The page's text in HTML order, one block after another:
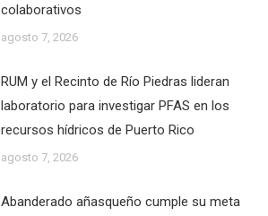
colaborativos
agosto 7, 2026
RUM y el Recinto de Río Piedras lideran
laboratorio para investigar PFAS en los
recursos hídricos de Puerto Rico
agosto 7, 2026
Abanderado añasqueño cumple su meta